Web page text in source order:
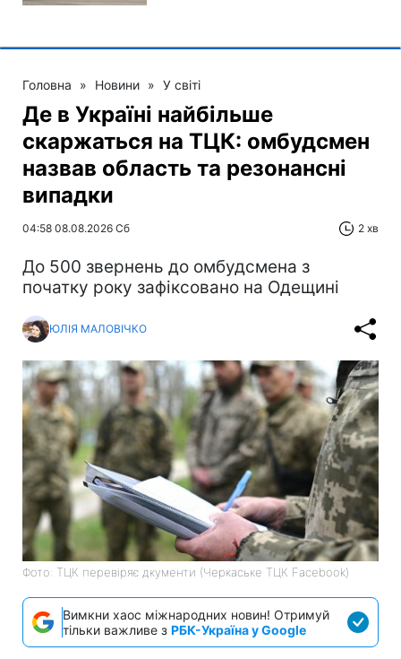
Головна » Новини » У світі
Де в Україні найбільше
скаржаться на ТЦК: омбудсмен
назвав область та резонансні
випадки
04:58 08.08.2026 Сб 2 хв
До 500 звернень до омбудсмена з
початку року зафіксовано на Одещині
ЮЛІЯ МАЛОВІЧКО
Фото: ТЦК перевіряє дкументи (Черкаське ТЦК Facebook)
Вимкни хаос міжнародних новин! Отримуй
тільки важливе з РБК-Україна у Google